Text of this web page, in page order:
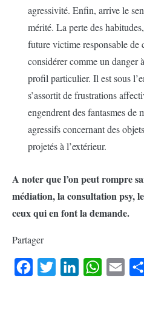
agressivité. Enfin, arrive le
mérité. La perte des
future victime responsable de
considérer comme un danger
profil particulier. Il est sous
s’assortit de frustrations
engendrent des fantasmes de
agressifs concernant des
projetés à l’extérieur.
A noter que l’on peut rompre
médiation, la consultation psy,
ceux qui en font la demande.
Partager
FacebookTwitter LinkedInWhatsApp
Email